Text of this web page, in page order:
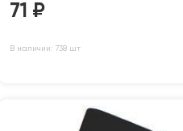
71 ₽
В наличии: 738 шт